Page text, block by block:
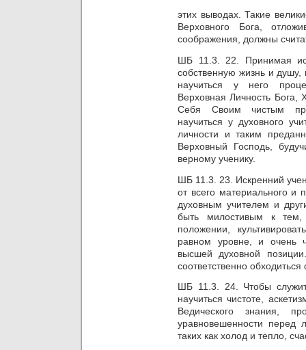
этих выводах. Такие
Верховного Бога,
соображения, должны
ШБ 11.3. 22. Принимая
собственную жизнь и
научиться у него
Верховная Личность Бога,
Себя Своим чистым
научиться у духовного
личности и таким
Верховный Господь,
верному ученику.
ШБ 11.3. 23. Искренний
от всего материального и
духовным учителем и
быть милостивым к
положении,
равном
уровне, и
очень
высшей духовной
соответственно обходиться
ШБ 11.3. 24. Чтобы
научиться чистоте,
Ведического знания,
уравновешенности перед
таких как холод и тепло,